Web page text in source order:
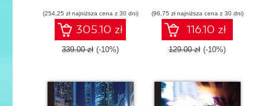
your network effectively
(254,25 zł najniższa cena z 30 dni)
305.10 zł
339.00 zł (-10%)
network, Wi-Fi, and
Bluetooth enabled
devices to improve
your wireless security
(96,75 zł najniższa cena z 30 dni)
116.10 zł
129.00 zł (-10%)